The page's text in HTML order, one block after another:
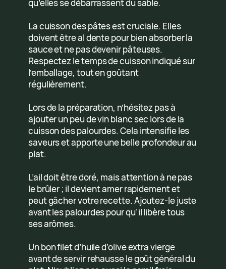
qu’elles se débarrassent du sable.
La cuisson des pâtes est cruciale. Elles
doivent être al dente pour bien absorber la
sauce et ne pas devenir pâteuses.
Respectez le temps de cuisson indiqué sur
l’emballage, tout en goûtant
régulièrement.
Lors de la préparation, n’hésitez pas à
ajouter un peu de vin blanc sec lors de la
cuisson des palourdes. Cela intensifie les
saveurs et apporte une belle profondeur au
plat.
L’ail doit être doré, mais attention à ne pas
le brûler ; il devient amer rapidement et
peut gâcher votre recette. Ajoutez-le juste
avant les palourdes pour qu’il libère tous
ses arômes.
Un bon filet d’huile d’olive extra vierge
avant de servir rehausse le goût général du